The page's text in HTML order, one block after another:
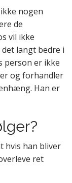
nogen
de
vil ikke
langt bedre i
person er ikke
og forhandler
Han er
hvis han bliver
ret